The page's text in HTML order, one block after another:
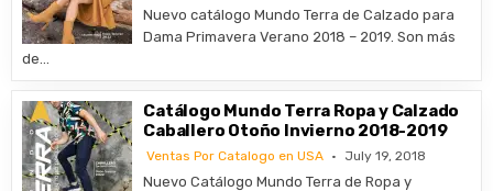
Nuevo catálogo Mundo Terra de Calzado para
Dama Primavera Verano 2018 – 2019. Son más
de…
Catálogo Mundo Terra Ropa y Calzado
Caballero Otoño Invierno 2018-2019
Ventas Por Catalogo en USA July 19, 2018
Nuevo Catálogo Mundo Terra de Ropa y